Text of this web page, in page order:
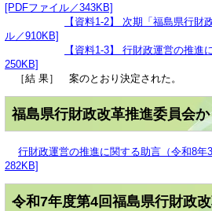
[PDFファイル／343KB]
【資料1-2】 次期「福島県行財
ル／910KB]
【資料1-3】 行財政運営の推進
250KB]
［結 果］ 案のとおり決定された。
福島県行財政改革推進委員会
行財政運営の推進に関する助言（令和8年
282KB]
令和7年度第4回福島県行財政